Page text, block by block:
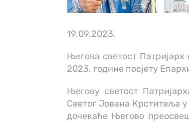
19.09.2023.
Његова светост
2023. године посјету
Његову светост
Светог Јована Крститеља
дочекаће Његово